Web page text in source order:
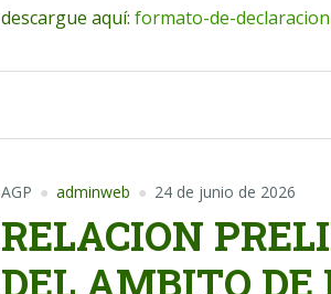
descargue aquí: formato-de-
AGP adminweb 24 de junio de 2026
RELACION
DEL AMBITO